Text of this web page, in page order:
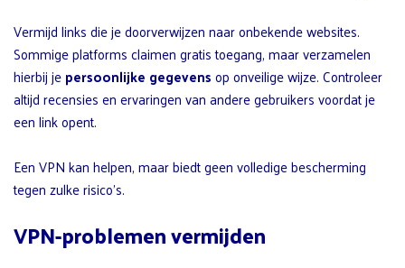
Vermijd links die je doorverwijzen naar onbekende websites.
Sommige platforms claimen gratis toegang, maar verzamelen
hierbij jepersoonlijke gegevensop onveilige wijze. Controleer
altijd recensies en ervaringen van andere gebruikers voordat je
een link opent.
Een VPN kan helpen, maar biedt geen volledige bescherming
tegen zulke risico’s.
VPN-problemen vermijden